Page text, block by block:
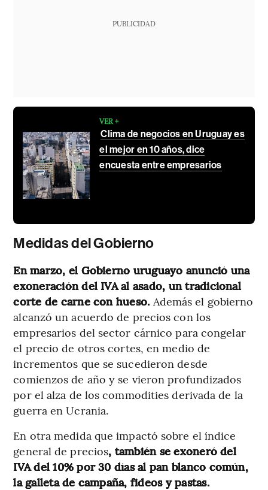
PUBLICIDAD
VER +
Clima de negocios en Uruguay es
el mejor en 10 años, dice
encuesta entre empresarios
Medidas del Gobierno
En marzo, el Gobierno uruguayo anunció una
exoneración del IVA al asado, un tradicional
corte de carne con hueso. Además el gobierno
alcanzó un acuerdo de precios con los
empresarios del sector cárnico para congelar
el precio de otros cortes, en medio de
incrementos que se sucedieron desde
comienzos de año y se vieron profundizados
por el alza de los commodities derivada de la
guerra en Ucrania.
En otra medida que impactó sobre el índice
general de precios, también se exoneró del
IVA del 10% por 30 días al pan blanco común,
la galleta de campaña, fideos y pastas.